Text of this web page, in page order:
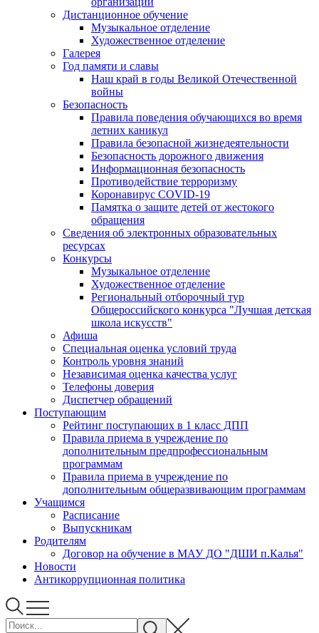
Дистанционное обучение
Музыкальное отделение
Художественное отделение
Галерея
Год памяти и славы
Наш край в годы Великой Отечественной
войны
Безопасность
Правила поведения обучающихся во время
летних каникул
Правила безопасной жизнедеятельности
Безопасность дорожного движения
Информационная безопасность
Противодействие терроризму
Коронавирус COVID-19
Памятка о защите детей от жестокого
обращения
Сведения об электронных образовательных
ресурсах
Конкурсы
Музыкальное отделение
Художественное отделение
Региональный отборочный тур
Общероссийского конкурса "Лучшая детская
школа искусств"
Афиша
Специальная оценка условий труда
Контроль уровня знаний
Независимая оценка качества услуг
Телефоны доверия
Диспетчер обращений
Поступающим
Рейтинг поступающих в 1 класс ДПП
Правила приема в учреждение по
дополнительным предпрофессиональным
программам
Правила приема в учреждение по
дополнительным общеразвивающим программам
Учащимся
Расписание
Выпускникам
Родителям
Договор на обучение в МАУ ДО "ДШИ п.Калья"
Новости
Антикоррупционная политика